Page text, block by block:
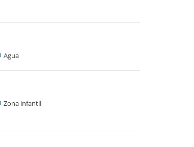
Agua
Zona infantil